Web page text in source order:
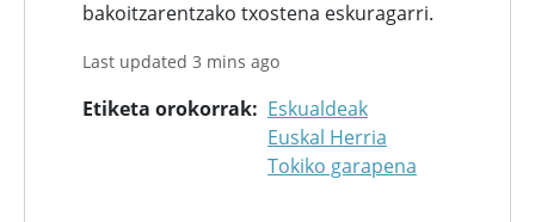
bakoitzarentzako txostena eskuragarri.
Last updated 3 mins ago
Etiketa orokorrak
Eskualdeak
Euskal Herria
Tokiko garapena